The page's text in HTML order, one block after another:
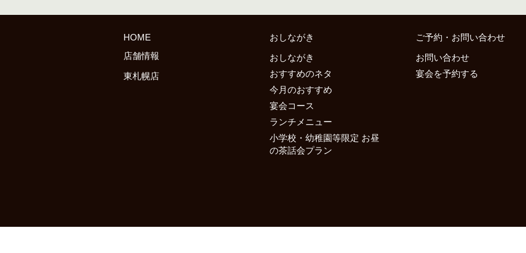
HOME
店舗情報
東札幌店
おしながき
おしながき
おすすめのネタ
今月のおすすめ
宴会コース
ランチメニュー
小学校・幼稚園等限定 お昼
の茶話会プラン
ご予約・お問い合わせ
お問い合わせ
宴会を予約する